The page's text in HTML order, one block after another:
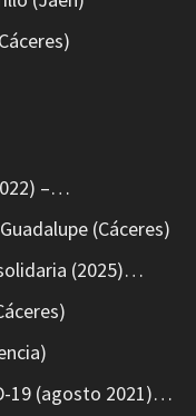
–…
(Cáceres)
(2025)…
19 (agosto 2021)…